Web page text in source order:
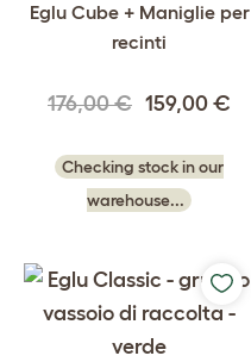
Eglu Cube + Maniglie per
recinti
176,00 € 159,00 €
Checking stock in our
warehouse...